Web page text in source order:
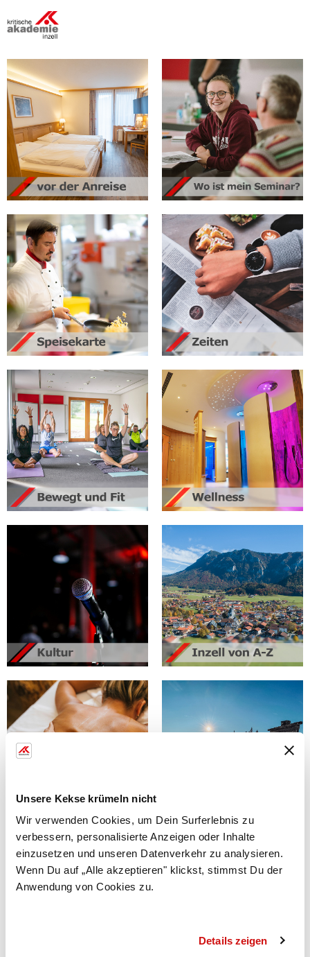
Unsere Kekse krümeln nicht
Wir verwenden Cookies, um Dein Surferlebnis zu
verbessern, personalisierte Anzeigen oder Inhalte
einzusetzen und unseren Datenverkehr zu analysieren.
Wenn Du auf „Alle akzeptieren" klickst, stimmst Du der
Anwendung von Cookies zu.
Details zeigen